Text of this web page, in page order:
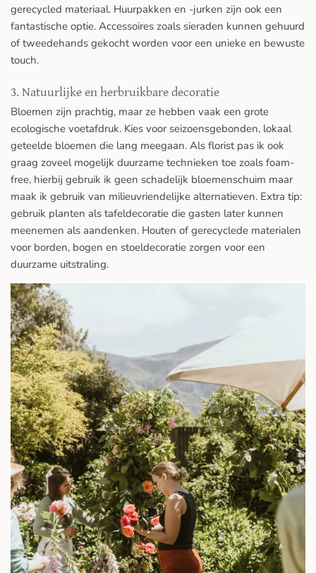
gerecycled materiaal. Huurpakken en -jurken zijn ook een
fantastische optie. Accessoires zoals sieraden kunnen gehuurd
of tweedehands gekocht worden voor een unieke en bewuste
touch.
3. Natuurlijke en herbruikbare decoratie
Bloemen zijn prachtig, maar ze hebben vaak een grote
ecologische voetafdruk. Kies voor seizoensgebonden, lokaal
geteelde bloemen die lang meegaan. Als florist pas ik ook
graag zoveel mogelijk duurzame technieken toe zoals foam-
free, hierbij gebruik ik geen schadelijk bloemenschuim maar
maak ik gebruik van milieuvriendelijke alternatieven. Extra tip:
gebruik planten als tafeldecoratie die gasten later kunnen
meenemen als aandenken. Houten of gerecyclede materialen
voor borden, bogen en stoeldecoratie zorgen voor een
duurzame uitstraling.